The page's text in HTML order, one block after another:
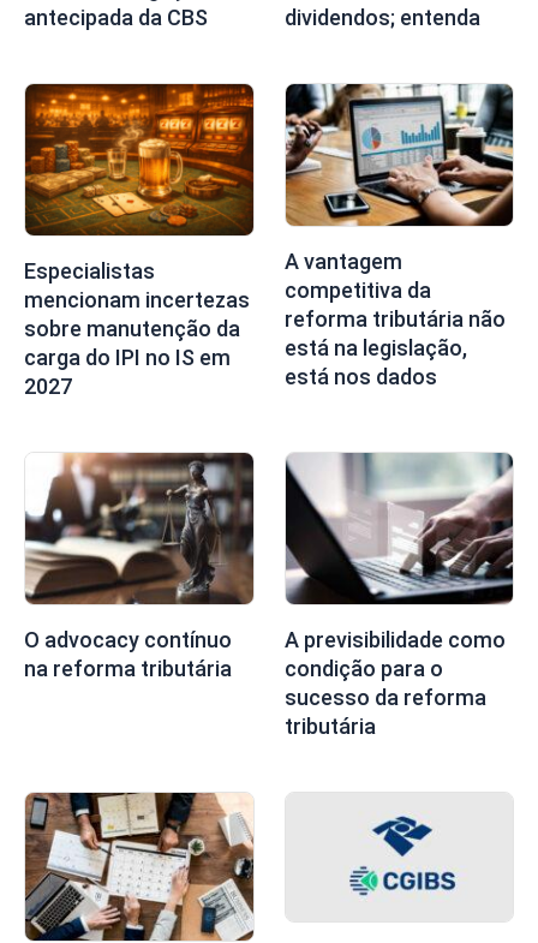
antecipada da CBS
dividendos; entenda
Especialistas
mencionam incertezas
sobre manutenção da
carga do IPI no IS em
2027
A vantagem
competitiva da
reforma tributária não
está na legislação,
está nos dados
O advocacy contínuo
na reforma tributária
A previsibilidade como
condição para o
sucesso da reforma
tributária